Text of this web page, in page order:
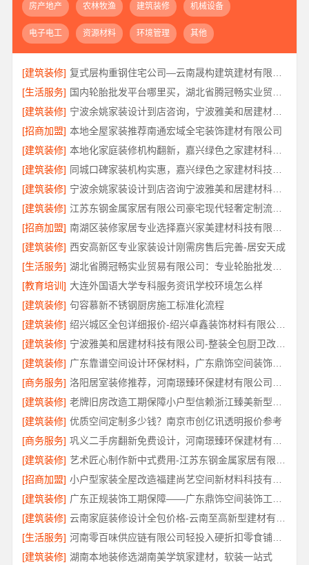
房产地产 农林牧渔 建筑装修 机械设备
电子电工 资源材料 环境管理 其他
[建筑装修]
[生活服务]
[建筑装修]
宁波余姚家装设计到店咨询，宁波雅美和居建材科技有限公司
[招商加盟] 本地全屋家装推荐南通宏域全宅装饰建材有限公司
[建筑装修]
本地化家庭装修机构翻新，嘉兴绿色之家建材科技有限公司
[建筑装修]
[建筑装修]
宁波余姚家装设计到店咨询宁波雅美和居建材科技有限公司
[建筑装修]
江苏东钢金属家居有限公司豪宅现代轻奢定制流程揭秘
[招商加盟]
[建筑装修] 西安高新区专业家装设计刚需房售后完善-居安天成
[生活服务]
[教育培训] 大连外国语大学专科服务资讯学校环境怎么样
[建筑装修] 句容慕新不锈钢厨房施工标准化流程
[建筑装修]
绍兴城区全包详细报价-绍兴卓鑫装饰材料有限公司透明报价
[建筑装修]
宁波雅美和居建材科技有限公司-整装全包厨卫改造设计
[建筑装修]
广东靠谱空间设计环保材料，广东鼎饰空间装饰工程有限公司
[商务服务]
[建筑装修]
[建筑装修] 优质空间定制多少钱？南京市创亿讯透明报价参考
[商务服务]
[建筑装修]
[招商加盟]
[建筑装修]
[建筑装修]
[生活服务]
河南零百味供应链有限公司轻投入硬折扣零食铺低风险经营
[建筑装修] 湖南本地装修选湖南美学筑家建材，软装一站式